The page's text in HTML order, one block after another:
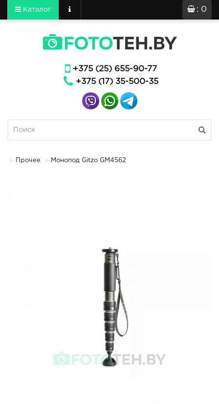
: 0
Каталог
+375 (25) 655-90-77
+375 (17) 35-500-35
Прочее Монопод Gitzo GM4562